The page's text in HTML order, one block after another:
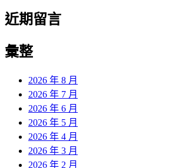
近期留言
彙整
2026 年 8 月
2026 年 7 月
2026 年 6 月
2026 年 5 月
2026 年 4 月
2026 年 3 月
2026 年 2 月